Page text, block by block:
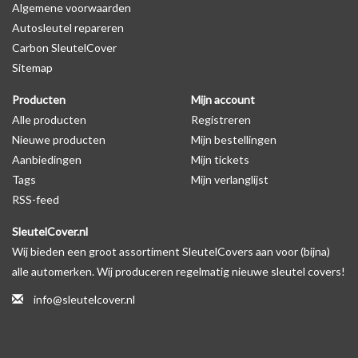
Levering
Voor 16:00 besteld = Dezelfde dag verzonden
Verzending naar België: 1/3 werkdagen
Specificaties
Merk: SleutelCover
Geschikt voor: Nissan
Gewicht: 20g
Materiaal: Siliconen
Geschikt voor o.a. de volgende modellen:
* Afhankelijk van het bouwjaar
voorbeeld in de productfoto's
Algemene voorwaarden
Autosleutel repareren
Carbon SleutelCover
Sitemap
Producten
Alle producten
Nieuwe producten
Aanbiedingen
Tags
RSS-feed
Mijn account
Registreren
Mijn bestellingen
Mijn tickets
Mijn verlanglijst
SleutelCover.nl
Wij bieden een groot assortiment SleutelCovers aan voor (bijna)
alle automerken. Wij produceren regelmatig nieuwe sleutel covers!
info@sleutelcover.nl